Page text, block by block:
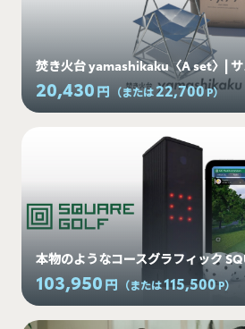
焚き火台 yamashikaku〈A set〉| サ
20,430 円 （または22,700P）
本物のようなコースグラフィック
103,950 円 （または115,500P）